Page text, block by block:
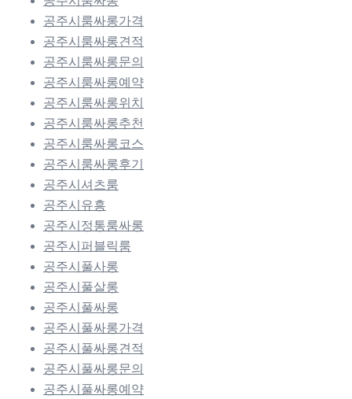
공주시룸싸롱가격
공주시룸싸롱견적
공주시룸싸롱문의
공주시룸싸롱예약
공주시룸싸롱위치
공주시룸싸롱추천
공주시룸싸롱코스
공주시룸싸롱후기
공주시셔츠룸
공주시유흥
공주시정통룸싸롱
공주시퍼블릭룸
공주시풀사롱
공주시풀살롱
공주시풀싸롱
공주시풀싸롱가격
공주시풀싸롱견적
공주시풀싸롱문의
공주시풀싸롱예약